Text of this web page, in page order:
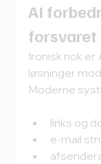
AI
forsvaret
Ironisk nok
løsninger
Moderne
links og
e-mail